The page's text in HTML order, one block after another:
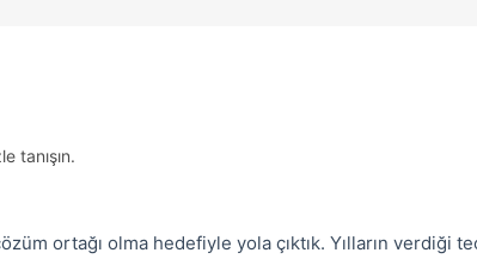
tanışın.
ortağı olma hedefiyle yola çıktık. Yılların verdiği